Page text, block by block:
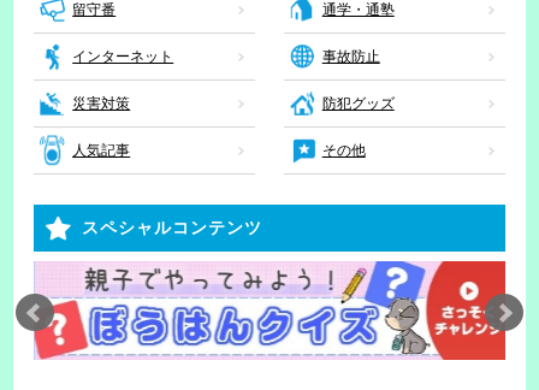
留守番 通学・通塾
インターネット 事故防止
災害対策 防犯グッズ
人気記事 その他
スペシャルコンテンツ